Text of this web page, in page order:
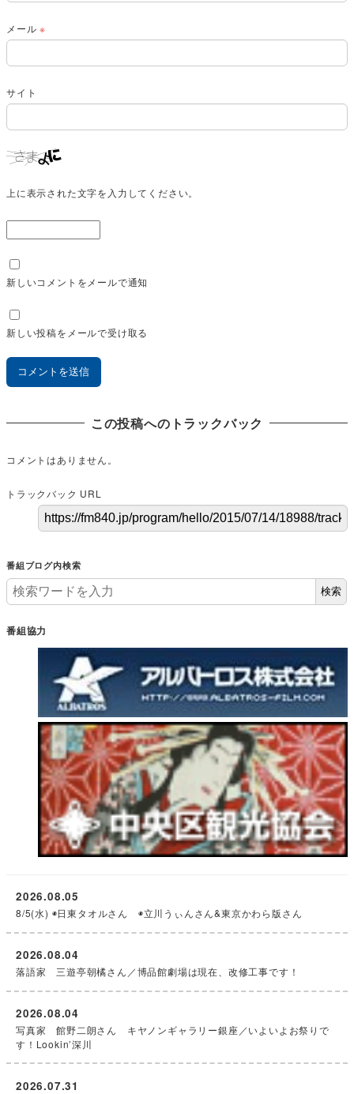
メール※
サイト
上に表示された文字を入力してください。
新しいコメントをメールで通知
新しい投稿をメールで受け取る
この投稿へのトラックバック
コメントはありません。
トラックバック URL
番組ブログ内検索
検索
番組協力
8/5(水) ◉日東タオルさん ◉立川うぃんさん&東京かわら版さん
2026.08.05
落語家 三遊亭朝橘さん／博品館劇場は現在、改修工事です！
2026.08.04
写真家 館野二朗さん キヤノンギャラリー銀座／いよいよお祭りで
す！Lookin’深川
2026.08.04
2026.07.31